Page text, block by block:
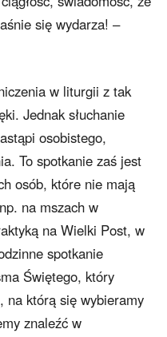
się wydarza! –
w liturgii z tak
Jednak słuchanie
osobistego,
To spotkanie zaś jest
osób, które nie mają
na mszach w
na Wielki Post, w
spotkanie
Świętego, który
na którą się wybieramy
znaleźć w